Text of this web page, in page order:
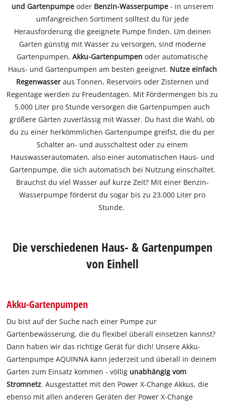
und Gartenpumpeoder Benzin-Wasserpumpe- in unserem
umfangreichen Sortiment solltest du für jede
Herausforderung die geeignete Pumpe finden. Um deinen
Garten günstig mit Wasser zu versorgen, sind moderne
Gartenpumpen,Akku-Gartenpumpen oder automatische
Haus- und Gartenpumpen am besten geeignet. Nutze einfach
Regenwasseraus Tonnen, Reservoirs oder Zisternen und
Regentage werden zu Freudentagen. Mit Fördermengen bis zu
5.000 Liter pro Stunde versorgen die Gartenpumpen auch
größere Gärten zuverlässig mit Wasser. Du hast die Wahl, ob
du zu einer herkömmlichen Gartenpumpe greifst, die du per
Schalter an- und ausschaltest oder zu einem
Hauswasserautomaten, also einer automatischen Haus- und
Gartenpumpe, die sich automatisch bei Nutzung einschaltet.
Brauchst du viel Wasser auf kurze Zeit? Mit einer Benzin-
Wasserpumpe förderst du sogar bis zu 23.000 Liter pro
Stunde.
Die verschiedenen Haus- & Gartenpumpen
von Einhell
Akku-Gartenpumpen
Du bist auf der Suche nach einer Pumpe zur
Gartenbewässerung, die du flexibel überall einsetzen kannst?
Dann haben wir das richtige Gerät für dich! Unsere Akku-
Gartenpumpe AQUINNA kann jederzeit und überall in deinem
Garten zum Einsatz kommen - völlig unabhängig vom
Stromnetz. Ausgestattet mit den Power X-Change Akkus, die
ebenso mit allen anderen Geräten der Power X-Change